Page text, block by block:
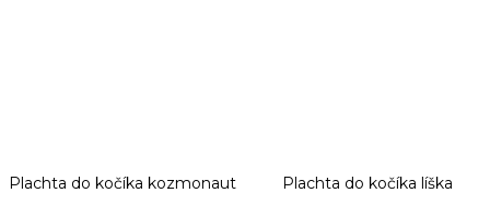
Plachta do kočíka kozmonaut Plachta do kočíka líška